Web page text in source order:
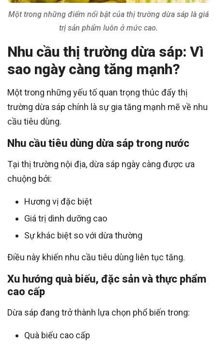
Một trong những điểm nổi bật của thị trường dừa sáp là giá
trị sản phẩm luôn ở mức cao.
Nhu cầu thị trường dừa sáp: Vì
sao ngày càng tăng mạnh?
Một trong những yếu tố quan trọng thúc đẩy thị
trường dừa sáp chính là sự gia tăng mạnh mẽ về nhu
cầu tiêu dùng.
Nhu cầu tiêu dùng dừa sáp trong nước
Tại thị trường nội địa, dừa sáp ngày càng được ưa
chuộng bởi:
Hương vị đặc biệt
Giá trị dinh dưỡng cao
Sự khác biệt so với dừa thường
Điều này khiến nhu cầu tiêu dùng liên tục tăng.
Xu hướng quà biếu, đặc sản và thực phẩm
cao cấp
Dừa sáp đang trở thành lựa chọn phổ biến trong:
Quà biếu cao cấp